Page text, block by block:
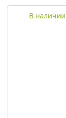
В наличии